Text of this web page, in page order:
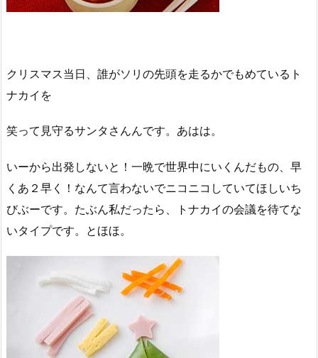
クリスマス当日、誰がソリの先頭を走るかでもめているト
ナカイを
笑って見守るサンタさんんです。あはは。
いーから出発しないと！一晩で世界中にいくんだもの、早
くあ２早く！なんて言わないでニコニコしていてほしいち
びぶーです。たぶん私だったら、トナカイの会議を待てな
いタイプです。とほほ。